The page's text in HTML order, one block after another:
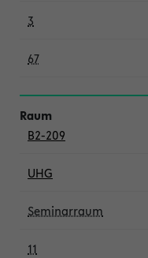
3
67
B2-209
UHG
Seminarraum
11